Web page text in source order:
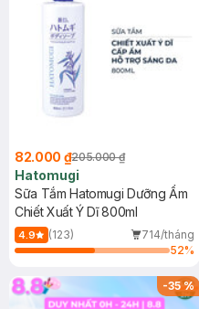
82.000 ₫205.000 ₫
Hatomugi
Sữa Tắm Hatomugi Dưỡng Ẩm
Chiết Xuất Ý Dĩ 800ml
4.9 (123)
714/tháng
52%
-35%